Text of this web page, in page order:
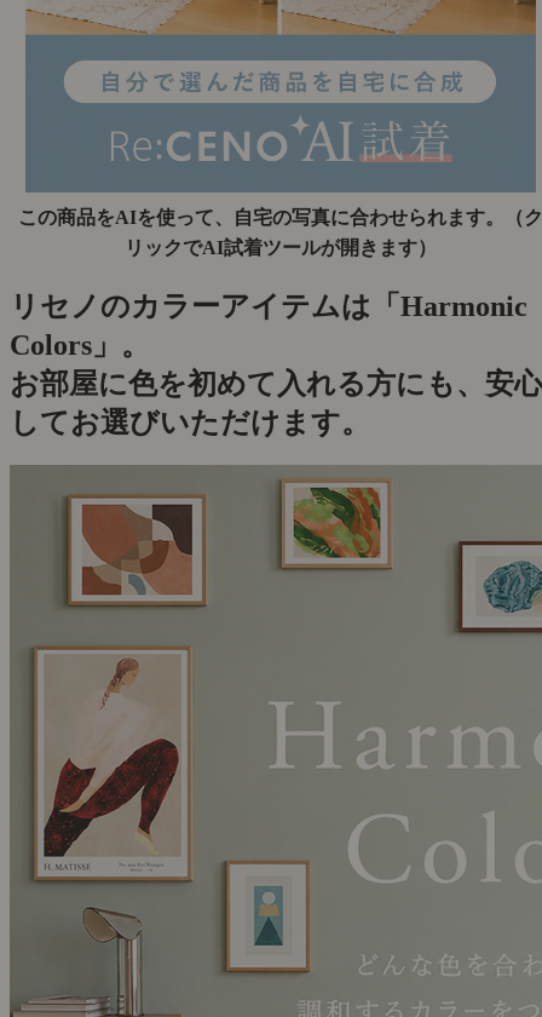
この商品をAIを使って、自宅の写真に合わせられます。
（ク
リックでAI試着ツールが開きます）
リセノのカラーアイテムは「Harmonic
Colors」。
お部屋に色を初めて入れる方にも、安心
してお選びいただけます。